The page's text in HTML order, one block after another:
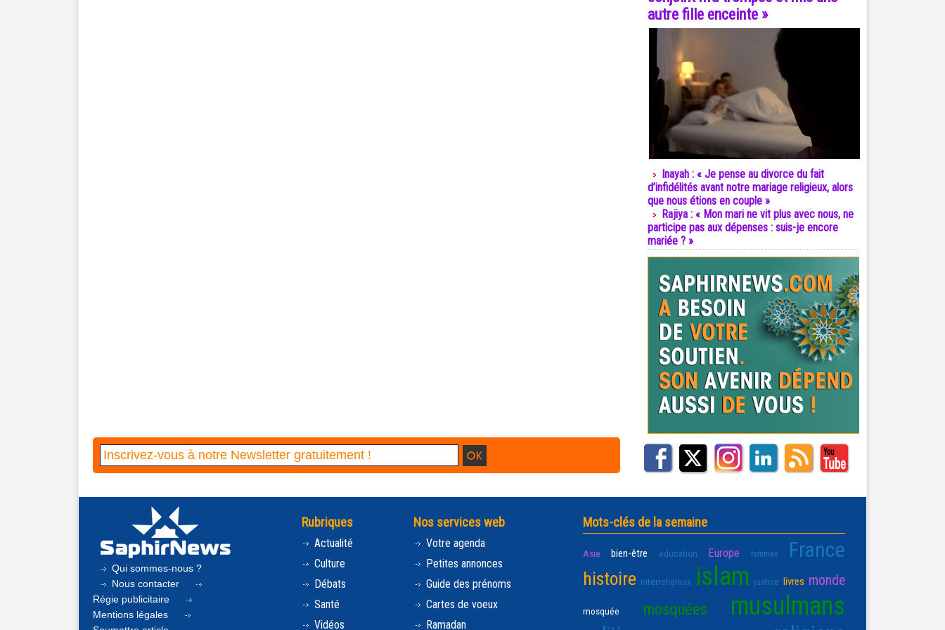
autre fille enceinte »
Inayah : « Je pense au divorce du fait
d’infidélités avant notre mariage religieux, alors
que nous étions en couple »
Rajiya : « Mon mari ne vit plus avec nous, ne
participe pas aux dépenses : suis-je encore
mariée ? »
Qui sommes-nous ?
Nous contacter
Régie publicitaire
Mentions légales
Rubriques
Actualité
Culture
Débats
Santé
Vidéos
Nos services web
Votre agenda
Petites annonces
Guide des prénoms
Cartes de voeux
Ramadan
Mots-clés de la semaine
Asie bien-être éducation Europe femmes France
histoire interreligieux islam justice livres monde
mosquée mosquées musulmans